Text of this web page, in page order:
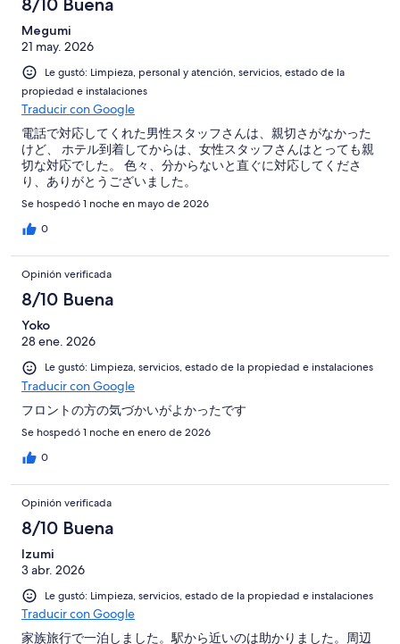
8/10 Buena
Megumi
21 may. 2026
Le gustó: Limpieza, personal y atención, servicios, estado de la
propiedad e instalaciones
Traducir con Google
電話で対応してくれた男性スタッフさんは、親切さがなかった
けど、 ホテル到着してからは、女性スタッフさんはとっても親
切な対応でした。 色々、分からないと直ぐに対応してくださ
り、ありがとうございました。
Se hospedó 1 noche en mayo de 2026
0
Opinión verificada
8/10 Buena
Yoko
28 ene. 2026
Le gustó: Limpieza, servicios, estado de la propiedad e instalaciones
Traducir con Google
フロントの方の気づかいがよかったです
Se hospedó 1 noche en enero de 2026
0
Opinión verificada
8/10 Buena
Izumi
3 abr. 2026
Le gustó: Limpieza, servicios, estado de la propiedad e instalaciones
Traducir con Google
家族旅行で一泊しました。駅から近いのは助かりました。周辺